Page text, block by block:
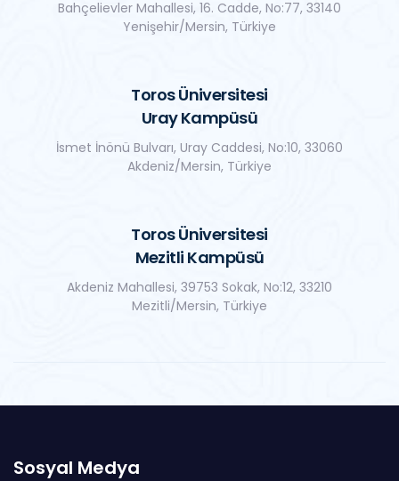
Bahçelievler Mahallesi, 16. Cadde, No:77, 33140
Yenişehir/Mersin, Türkiye
Toros Üniversitesi
Uray Kampüsü
İsmet İnönü Bulvarı, Uray Caddesi, No:10, 33060
Akdeniz/Mersin, Türkiye
Toros Üniversitesi
Mezitli Kampüsü
Akdeniz Mahallesi, 39753 Sokak, No:12, 33210
Mezitli/Mersin, Türkiye
Sosyal Medya